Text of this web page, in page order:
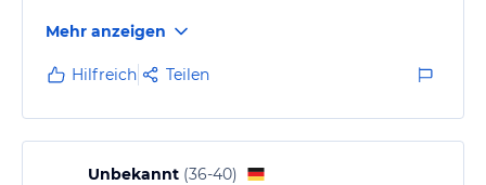
Mehr anzeigen
Hilfreich Teilen
Unbekannt (36-40)